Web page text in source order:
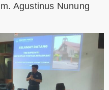
Agustinus Nunung